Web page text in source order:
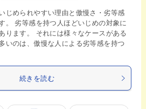
じめられやすい理由と傲慢さ・劣等感
。 劣等感を持つ人ほどいじめの対象に
ります。 それには様々なケースがある
いのは、傲慢な人による劣等感を持つ
続きを読む